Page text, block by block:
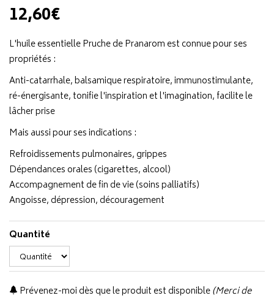
12,60€
L'huile essentielle Pruche de Pranarom est connue pour ses
propriétés :
Anti-catarrhale, balsamique respiratoire, immunostimulante,
ré-énergisante, tonifie l'inspiration et l'imagination, facilite le
lâcher prise
Mais aussi pour ses indications :
Refroidissements pulmonaires, grippes
Dépendances orales (cigarettes, alcool)
Accompagnement de fin de vie (soins palliatifs)
Angoisse, dépression, découragement
Quantité
Prévenez-moi dès que le produit est disponible(Merci de